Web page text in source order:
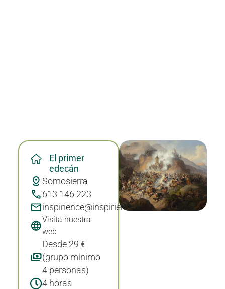
El primer
edecán
Somosierra
613 146 223
inspirience@inspirience.es
Visita nuestra
web
Desde 29 €
(grupo mínimo
4 personas)
4 horas